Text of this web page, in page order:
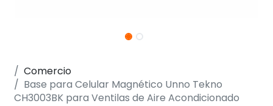
Comercio
Base para Celular Magnético Unno Tekno
CH3003BK para Ventilas de Aire Acondicionado